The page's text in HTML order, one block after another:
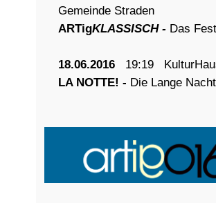
Gemeinde Straden
ARTigKLASSISCH - Das
18.06.2016
19:19
LA NOTTE! - Die Lange